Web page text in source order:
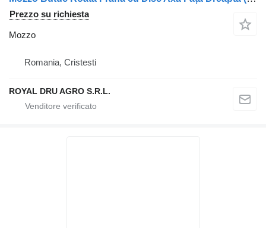
Prezzo su richiesta
Mozzo
Romania, Cristesti
ROYAL DRU AGRO S.R.L.